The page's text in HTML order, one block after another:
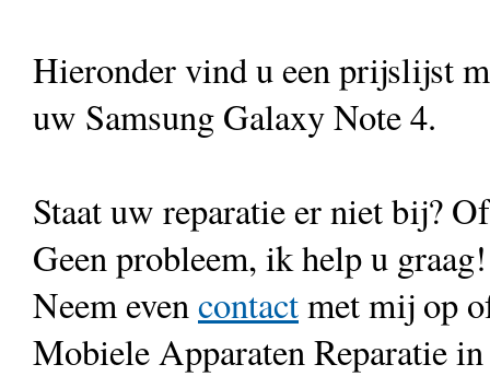
Hieronder vind u een prijslijst
uw Samsung Galaxy Note 4.
Staat uw reparatie er niet bij?
Geen probleem, ik help u graag!
Neem evencontactmet mij op
Mobiele Apparaten Reparatie